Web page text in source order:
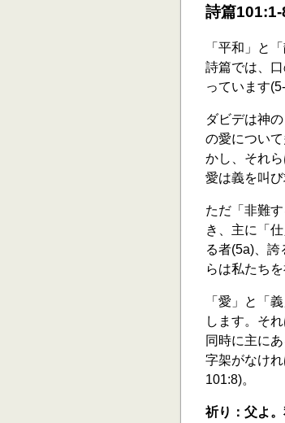
詩篇101:1-
「平和」と
詩篇では、
っています(5-
ダビデは神
の愛につい
かし、それ
愛は義を叫び
ただ「非難
き、主に「
る者(5a)、
らは私たち
「愛」と「
します。そ
同時に主に
字架がなけ
101:8)。
祈り：父よ